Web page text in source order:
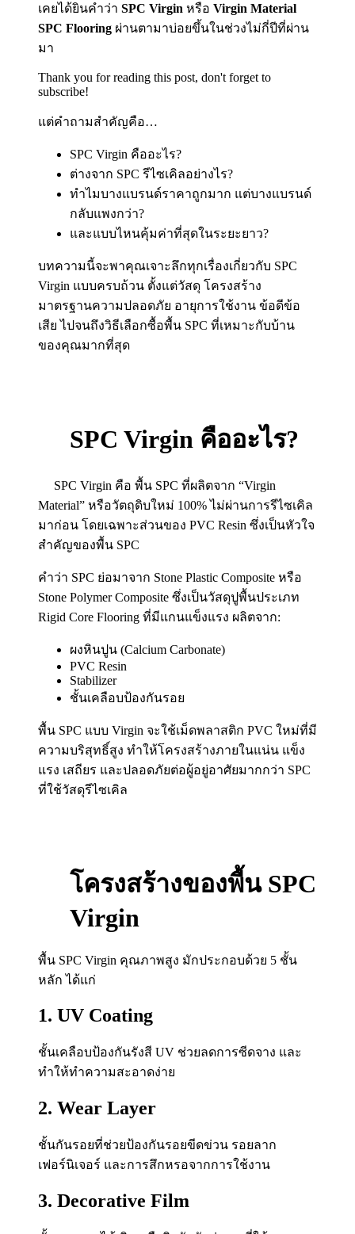
เคยได้ยินคำว่า SPC Virgin หรือ Virgin Material
SPC Flooring ผ่านตามาบ่อยขึ้นในช่วงไม่กี่ปีที่ผ่าน
มา
Thank you for reading this post, don't forget to
subscribe!
แต่คำถามสำคัญคือ…
SPC Virgin คืออะไร?
ต่างจาก SPC รีไซเคิลอย่างไร?
ทำไมบางแบรนด์ราคาถูกมาก แต่บางแบรนด์
กลับแพงกว่า?
และแบบไหนคุ้มค่าที่สุดในระยะยาว?
บทความนี้จะพาคุณเจาะลึกทุกเรื่องเกี่ยวกับ SPC
Virgin แบบครบถ้วน ตั้งแต่วัสดุ โครงสร้าง
มาตรฐานความปลอดภัย อายุการใช้งาน ข้อดีข้อ
เสีย ไปจนถึงวิธีเลือกซื้อพื้น SPC ที่เหมาะกับบ้าน
ของคุณมากที่สุด
SPC Virgin คืออะไร?
SPC Virgin คือ พื้น SPC ที่ผลิตจาก “Virgin
Material” หรือวัตถุดิบใหม่ 100% ไม่ผ่านการรีไซเคิล
มาก่อน โดยเฉพาะส่วนของ PVC Resin ซึ่งเป็นหัวใจ
สำคัญของพื้น SPC
คำว่า SPC ย่อมาจาก Stone Plastic Composite หรือ
Stone Polymer Composite ซึ่งเป็นวัสดุปูพื้นประเภท
Rigid Core Flooring ที่มีแกนแข็งแรง ผลิตจาก:
ผงหินปูน (Calcium Carbonate)
PVC Resin
Stabilizer
ชั้นเคลือบป้องกันรอย
พื้น SPC แบบ Virgin จะใช้เม็ดพลาสติก PVC ใหม่ที่มี
ความบริสุทธิ์สูง ทำให้โครงสร้างภายในแน่น แข็ง
แรง เสถียร และปลอดภัยต่อผู้อยู่อาศัยมากกว่า SPC
ที่ใช้วัสดุรีไซเคิล
โครงสร้างของพื้น SPC
Virgin
พื้น SPC Virgin คุณภาพสูง มักประกอบด้วย 5 ชั้น
หลัก ได้แก่
1. UV Coating
ชั้นเคลือบป้องกันรังสี UV ช่วยลดการซีดจาง และ
ทำให้ทำความสะอาดง่าย
2. Wear Layer
ชั้นกันรอยที่ช่วยป้องกันรอยขีดข่วน รอยลาก
เฟอร์นิเจอร์ และการสึกหรอจากการใช้งาน
3. Decorative Film